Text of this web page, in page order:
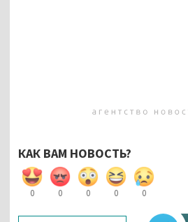
КАК ВАМ НОВОСТЬ?
0 0 0 0 0